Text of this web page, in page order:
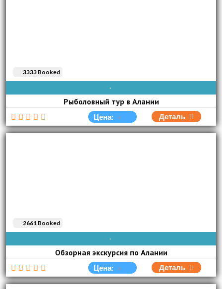
AVAIBLE EVERY DAY
Рыболовный тур в Алании
3333 Booked
Цена: Деталь
AVAIBLE EVERY DAY
Обзорная экскурсия по Алании
2661 Booked
Цена: Деталь